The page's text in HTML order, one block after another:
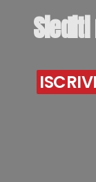
Siediti